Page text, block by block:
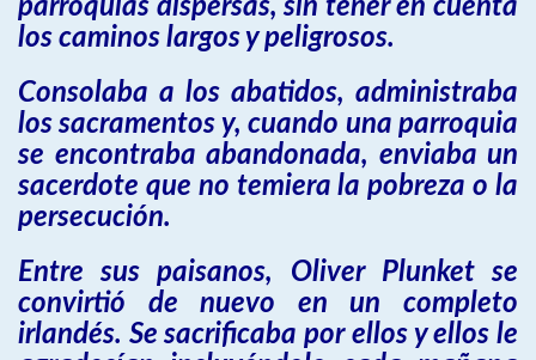
parroquias dispersas, sin tener en cuenta
los caminos largos y peligrosos.
Consolaba a los abatidos, administraba
los sacramentos y, cuando una parroquia
se encontraba abandonada, enviaba un
sacerdote que no temiera la pobreza o la
persecución.
Entre sus paisanos, Oliver Plunket se
convirtió de nuevo en un completo
irlandés. Se sacrificaba por ellos y ellos le